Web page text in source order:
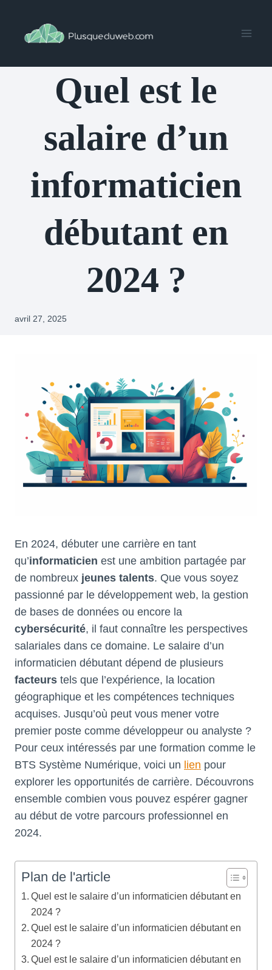
contenu
Quel est le
salaire d’un
informaticien
débutant en
2024 ?
avril 27, 2025
En 2024, débuter une carrière en tant
qu’informaticien est une ambition partagée par
de nombreux jeunes talents. Que vous soyez
passionné par le développement web, la gestion
de bases de données ou encore la
cybersécurité, il faut connaître les perspectives
salariales dans ce domaine. Le salaire d’un
informaticien débutant dépend de plusieurs
facteurs tels que l’expérience, la location
géographique et les compétences techniques
acquises. Jusqu’où peut vous mener votre
premier poste comme développeur ou analyste ?
Pour ceux intéressés par une formation comme le
BTS Système Numérique, voici un lien pour
explorer les opportunités de carrière. Découvrons
ensemble combien vous pouvez espérer gagner
au début de votre parcours professionnel en
2024.
Plan de l'article
Quel est le salaire d’un informaticien débutant en
2024 ?
Quel est le salaire d’un informaticien débutant en
2024 ?
Quel est le salaire d’un informaticien débutant en